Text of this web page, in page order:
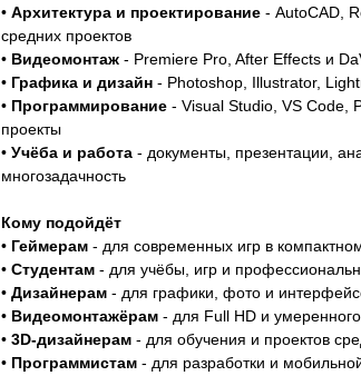
• Архитектура и проектирование - AutoCAD,
средних проектов
• Видеомонтаж - Premiere Pro, After Effects и
• Графика и дизайн - Photoshop, Illustrator,
• Программирование - Visual Studio, VS Code,
проекты
• Учёба и работа - документы, презентации,
многозадачность
Кому подойдёт
• Геймерам - для современных игр в
• Студентам - для учёбы, игр и
• Дизайнерам - для графики, фото и
• Видеомонтажёрам - для Full HD и
• 3D-дизайнерам - для обучения и проектов
• Программистам - для разработки и